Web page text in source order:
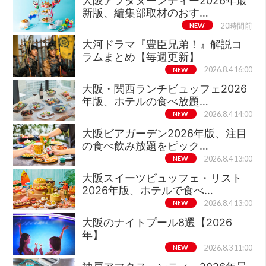
新版、編集部取材のおす…
NEW 20時間前
大河ドラマ『豊臣兄弟！』解説コ
ラムまとめ【毎週更新】
NEW 2026.8.4 16:00
大阪・関西ランチビュッフェ2026
年版、ホテルの食べ放題…
NEW 2026.8.4 14:00
大阪ビアガーデン2026年版、注目
の食べ飲み放題をピック…
NEW 2026.8.4 13:00
大阪スイーツビュッフェ・リスト
2026年版、ホテルで食べ…
NEW 2026.8.4 13:00
大阪のナイトプール8選【2026
年】
NEW 2026.8.3 11:00